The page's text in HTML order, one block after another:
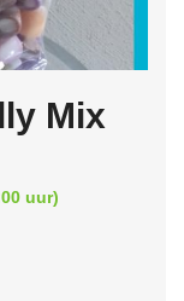
Mix
uur)